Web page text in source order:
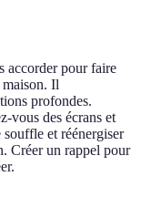
accorder pour faire
maison. Il
profondes.
vous des écrans et
et réénergiser
Créer un rappel pour